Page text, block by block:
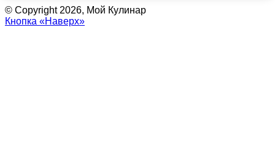
© Copyright 2026, Мой Кулинар
Кнопка «Наверх»